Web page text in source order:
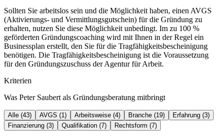
Sollten Sie arbeitslos sein und die Möglichkeit haben, einen AVGS
(Aktivierungs- und Vermittlungsgutschein) für die Gründung zu
erhalten, nutzen Sie diese Möglichkeit unbedingt. Im zu 100 %
geförderten Gründungscoaching wird mit Ihnen in der Regel ein
Businessplan erstellt, den Sie für die Tragfähigkeitsbescheinigung
benötigen. Die Tragfähigkeitsbescheinigung ist die Voraussetzung
für den Gründungszuschuss der Agentur für Arbeit.
Kriterien
Was Peter Saubert als Gründungsberatung mitbringt
Alle (43) AVGS (1 ) Arbeitsweise (4) Branche (19) Erfahrung (3)
Finanzierung (3) Qualifikation (7) Rechtsform (7)